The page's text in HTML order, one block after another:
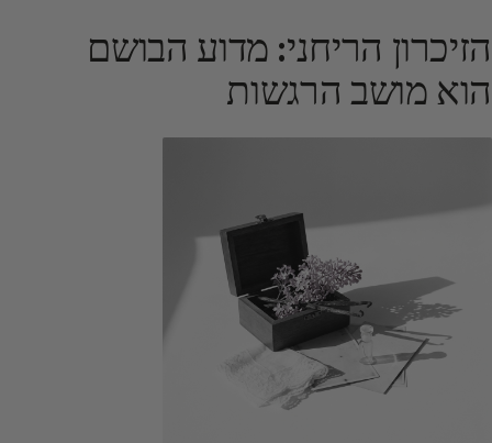
הזיכרון הריחני: מדוע הבושם
הוא מושב הרגשות